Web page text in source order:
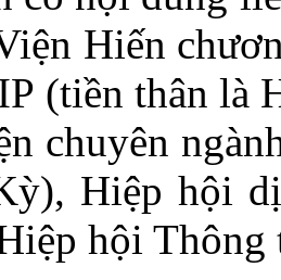
Hiến
(tiền thân là
chuyên
Hiệp hội
hội